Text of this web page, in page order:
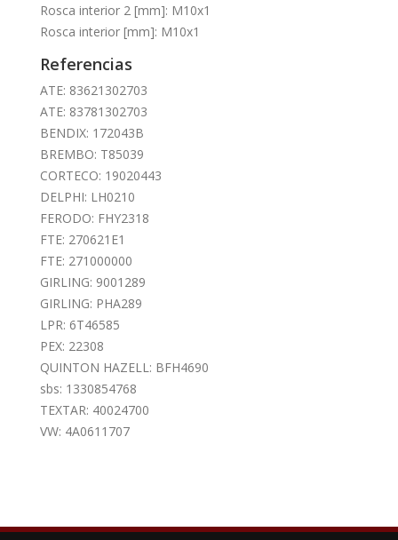
Rosca interior 2 [mm]: M10x1
Rosca interior [mm]: M10x1
Referencias
ATE: 83621302703
ATE: 83781302703
BENDIX: 172043B
BREMBO: T85039
CORTECO: 19020443
DELPHI: LH0210
FERODO: FHY2318
FTE: 270621E1
FTE: 271000000
GIRLING: 9001289
GIRLING: PHA289
LPR: 6T46585
PEX: 22308
QUINTON HAZELL: BFH4690
sbs: 1330854768
TEXTAR: 40024700
VW: 4A0611707